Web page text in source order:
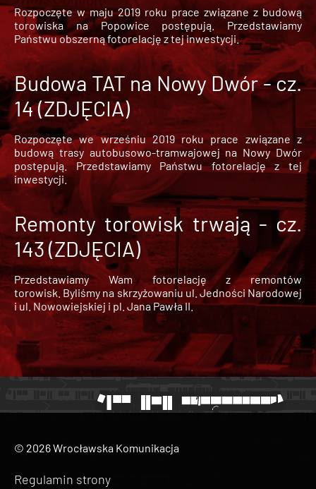
Rozpoczęte w maju 2019 roku prace związane z budową
torowiska na Popowice
postępują. Przedstawiamy
Państwu obszerną fotorelację z tej inwestycji.
Budowa TAT na Nowy Dwór - cz.
14 (ZDJĘCIA)
Rozpoczęte we wrześniu 2019 roku prace związane z
budową trasy autobusowo-tramwajowej na Nowy Dwór
postępują. Przedstawiamy Państwu fotorelację z tej
inwestycji.
Remonty torowisk trwają - cz.
143 (ZDJĘCIA)
Przedstawiamy Wam fotorelację z remontów
torowisk. Byliśmy na skrzyżowaniu ul. Jedności Narodowej
i ul. Nowowiejskiej i pl. Jana Pawła II.
© 2026 Wrocławska Komunikacja
Regulamin strony